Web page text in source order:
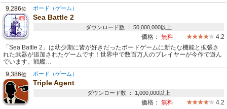
9,286位 ボード（ゲーム）
Sea Battle 2
ダウンロード数 ： 50,000,000以上
価格： 無料
4.2
「Sea Battle 2」は幼少期に皆が好きだったボードゲームに新たな機能と拡張さ
れた武器が追加されたゲームです！世界中で数百万人のプレイヤーが今作で遊ん
でいます。戦艦…
9,386位 ボード（ゲーム）
Triple Agent
ダウンロード数 ： 1,000,000以上
価格： 無料
4.2